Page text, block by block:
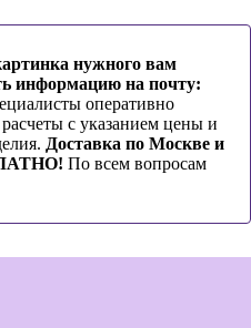
нужного вам
информацию на почту:
оперативно
с указанием цены и
Доставка по Москве и
По всем вопросам